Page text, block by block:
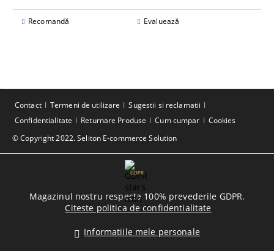
Recomandă Evaluează
© Copyright 2022. Seliton E-commerce Solution
Contact Termeni de utilizare
Sugestii si reclamatii
Confidentialitate
Returnare Produse Cum cumpar Cookies
GDPR
Magazinul nostru respecta 100% prevederile GDPR.
Citeste politica de confidentialitate
Informatiile mele personale